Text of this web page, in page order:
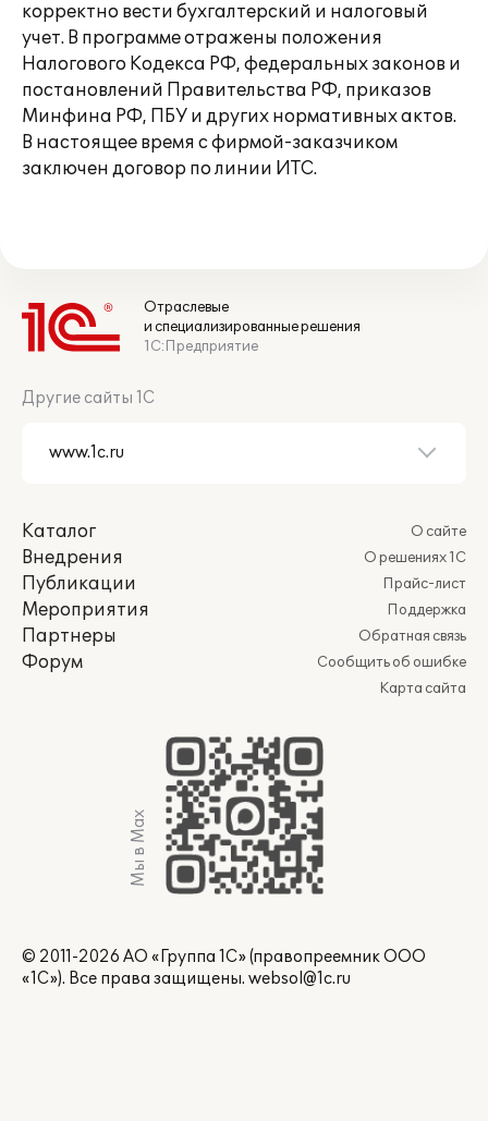
корректно вести бухгалтерский и налоговый
учет. В программе отражены положения
Налогового Кодекса РФ, федеральных законов и
постановлений Правительства РФ, приказов
Минфина РФ, ПБУ и других нормативных актов.
В настоящее время с фирмой-заказчиком
заключен договор по линии ИТС.
Отраслевые
и специализированные решения
1С:Предприятие
Другие сайты 1С
Каталог
Внедрения
Публикации
Мероприятия
Партнеры
Форум
О сайте
О решениях 1С
Прайс-лист
Поддержка
Обратная связь
Сообщить об ошибке
Карта сайта
Мы в Max
© 2011-2026 АО «Группа 1С» (правопреемник ООО
«1С»). Все права защищены. websol@1c.ru